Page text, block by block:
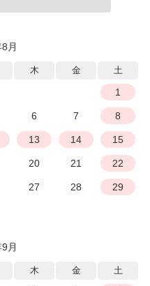
月
木 金 土
1
6 7 8
13 14 15
20 21 22
27 28 29
月
木 金 土